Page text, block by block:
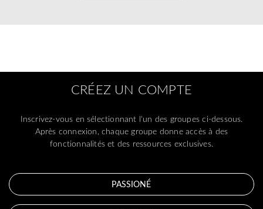
CRÉEZ UN COMPTE
Inscrivez-vous en sélectionnant l'un des groupes ci-dessous.
Après connexion, chaque groupe donne accès à des
fonctionnalités et des ressources exclusives.
PASSIONÉ